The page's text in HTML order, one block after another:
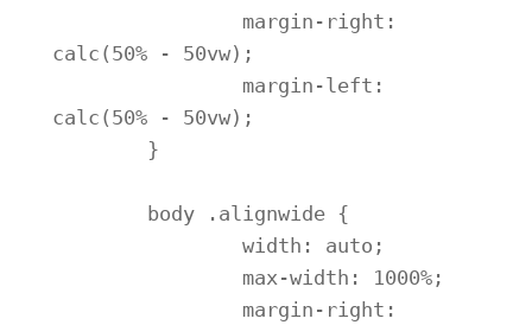
calc(50% - 50vw);
calc(50% - 50vw);
		width: auto;